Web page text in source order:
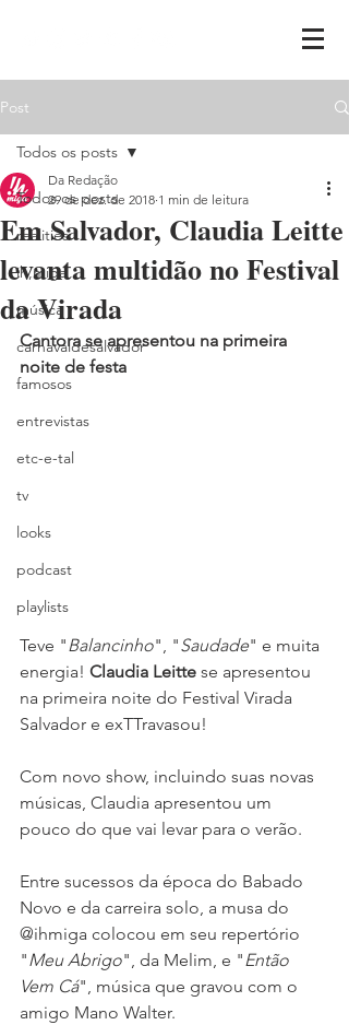
Post
Todos os posts
realities
ih,miga
música
carnavaldesalvador
famosos
entrevistas
etc-e-tal
tv
looks
podcast
playlists
Todos os posts
Em Salvador, Claudia Leitte
levanta multidão no Festival
da Virada
Da Redação
29 de dez. de 2018 1 min de leitura
Cantora se apresentou na primeira
noite de festa
Teve "Balancinho", "Saudade" e muita
energia! Claudia Leitte se apresentou
na primeira noite do Festival Virada
Salvador e exTTravasou!
Com novo show, incluindo suas novas
músicas, Claudia apresentou um
pouco do que vai levar para o verão.
Entre sucessos da época do Babado
Novo e da carreira solo, a musa do
@ihmiga colocou em seu repertório
"Meu Abrigo", da Melim, e "Então
Vem Cá", música que gravou com o
amigo Mano Walter.